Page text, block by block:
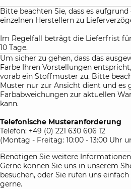
Bitte beachten Sie, dass es
einzelnen Herstellern zu
Im Regelfall beträgt die Lieferfrist
10 Tage.
Um sicher zu gehen, dass das
Farbe Ihren Vorstellungen
vorab ein Stoffmuster zu. Bitte
Muster nur zur Ansicht dient und es
Farbabweichungen zur aktuellen
kann.
Telefonische Musteranforderung
Telefon: +49 (0) 221 630 606 12
(Montag - Freitag: 10:00 - 13:00 Uhr
Benötigen Sie weitere
Gerne können Sie uns in unserem
besuchen, oder Sie rufen uns
gerne.